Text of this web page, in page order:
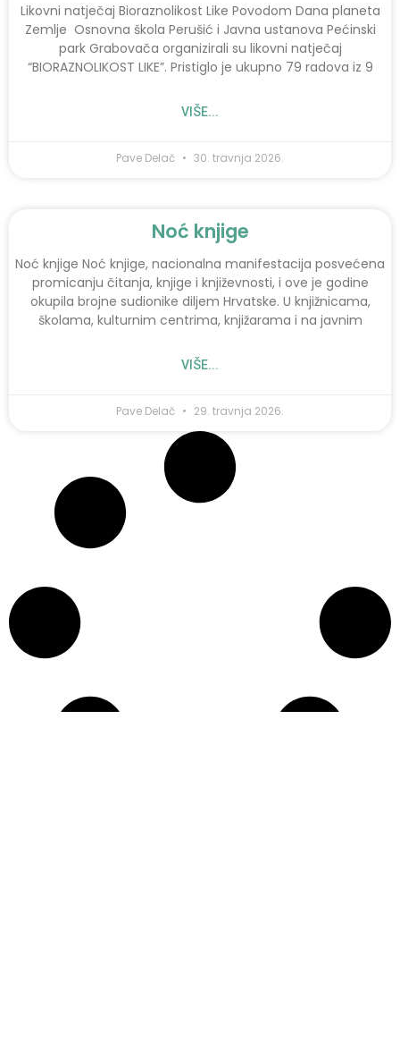
Likovni natječaj Bioraznolikost Like Povodom Dana planeta
Zemlje Osnovna škola Perušić i Javna ustanova Pećinski
park Grabovača organizirali su likovni natječaj
“BIORAZNOLIKOST LIKE”. Pristiglo je ukupno 79 radova iz 9
VIŠE...
Pave Delač 30. travnja 2026.
Noć knjige
Noć knjige Noć knjige, nacionalna manifestacija posvećena
promicanju čitanja, knjige i književnosti, i ove je godine
okupila brojne sudionike diljem Hrvatske. U knjižnicama,
školama, kulturnim centrima, knjižarama i na javnim
VIŠE...
Pave Delač 29. travnja 2026.